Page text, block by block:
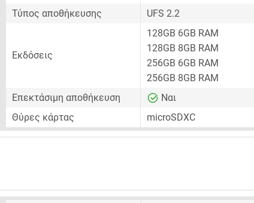
Τύπος αποθήκευσης
UFS 2.2
Εκδόσεις
128GB 6GB RAM
128GB 8GB RAM
256GB 6GB RAM
256GB 8GB RAM
Επεκτάσιμη αποθήκευση
Ναι
Θύρες κάρτας
microSDXC